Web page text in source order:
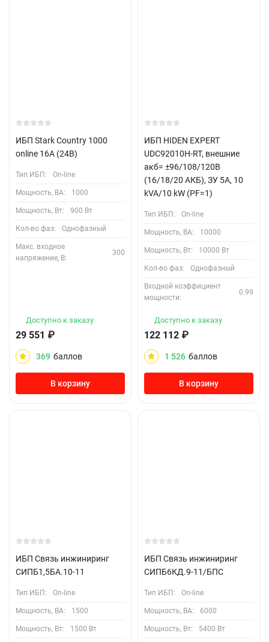
ИБП Stark Country 1000
online 16A (24В)
Тип ИБП: On-line
Мощность, ВА: 1000
Мощность, Вт: 900 Вт
Кол-во фаз: Однофазный
Макс. входное
напряжение, В:
300
Доступно к заказу
29 551 ₽
369 баллов
В корзину
ИБП HIDEN EXPERT
UDC92010H-RT, внешние
акб= ±96/108/120В
(16/18/20 АКБ), ЗУ 5А, 10
kVA/10 kW (PF=1)
Тип ИБП: On-line
Мощность, ВА: 10000
Мощность, Вт: 10000 Вт
Кол-во фаз: Однофазный
Входной коэффициент
мощности:
0.99
Доступно к заказу
122 112 ₽
1 526 баллов
В корзину
ИБП Связь инжиниринг
СИПБ1,5БА.10-11
Тип ИБП: On-line
Мощность, ВА: 1500
Мощность, Вт: 1500 Вт
ИБП Связь инжиниринг
СИПБ6КД.9-11/БПС
Тип ИБП: On-line
Мощность, ВА: 6000
Мощность, Вт: 5400 Вт